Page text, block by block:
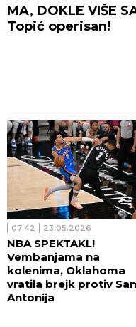
MA, DOKLE VIŠE
Topić operisan!
07:42 23.05.2026
NBA SPEKTAKL!
Vembanjama na
kolenima, Oklahoma
vratila brejk protiv San
Antonija